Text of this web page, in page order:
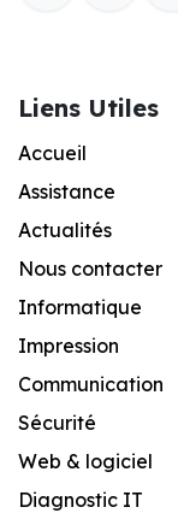
Liens Utiles
Accueil
Assistance
Actualités
Nous contacter
Informatique
Impression
Communication
Sécurité
Web & logiciel
Diagnostic IT